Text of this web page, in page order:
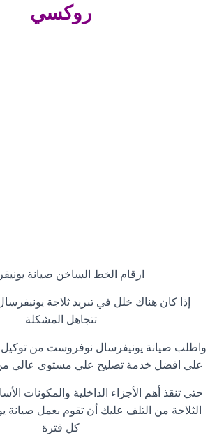
روكسي
ارقام الخط الساخن صيانة
إذا كان هناك خلل في تبريد ثلاجة
تتجاهل المشكلة
واطلب صيانة يونيفرسال نوفروست من
علي افضل خدمة تصليح علي مستوى عالي من
حتي تنقذ أهم الأجزاء الداخلية والمكونات
الثلاجة من التلف عليك أن تقوم بعمل
كل فترة